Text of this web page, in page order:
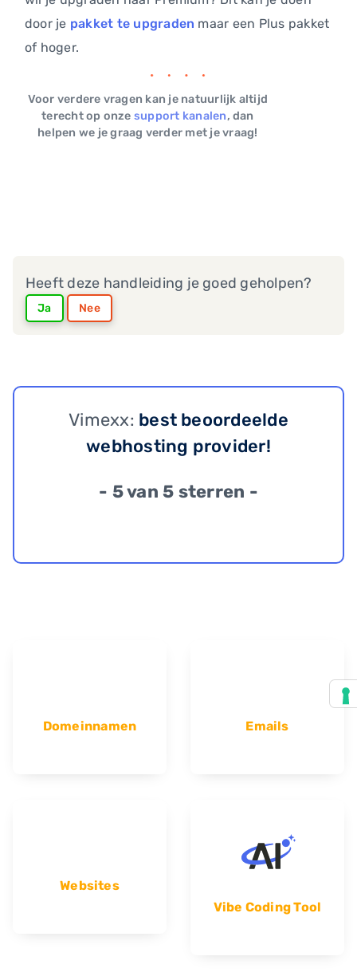
door je pakket te upgraden maar een Plus pakket
of hoger.
Voor verdere vragen kan je natuurlijk altijd
terecht op onze support kanalen, dan
helpen we je graag verder met je vraag!
Heeft deze handleiding je goed geholpen?
Ja Nee
Vimexx: best beoordeelde
webhosting provider!
- 5 van 5 sterren -
Domeinnamen Emails
Websites
Vibe Coding Tool